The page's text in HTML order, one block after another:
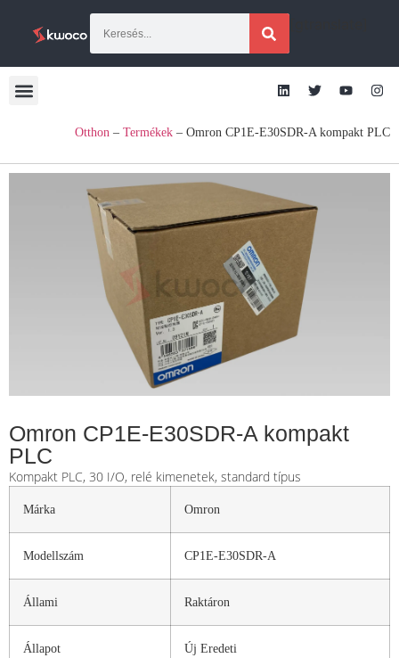
Otthon – Termékek – Omron CP1E-E30SDR-A kompakt PLC
Omron CP1E-E30SDR-A kompakt
PLC
Kompakt PLC, 30 I/O, relé kimenetek, standard típus
Márka Omron
Modellszám CP1E-E30SDR-A
Állami Raktáron
Állapot Új Eredeti